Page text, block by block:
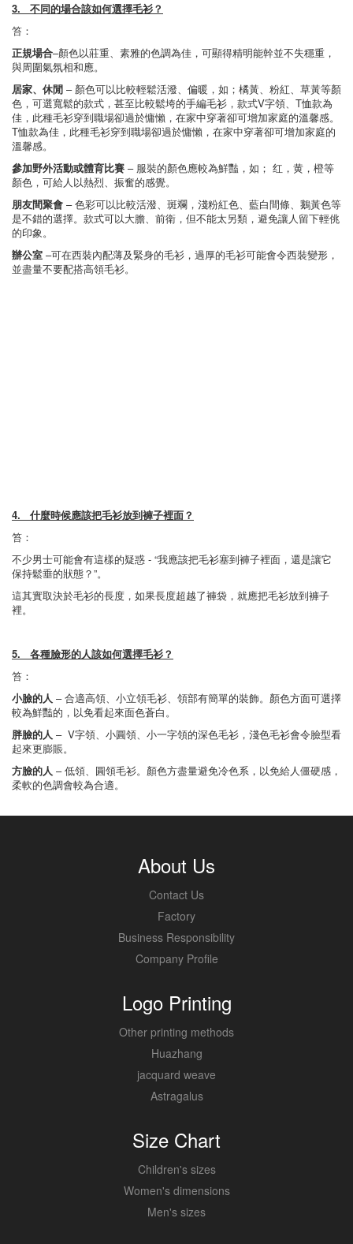
3. 不同的場合該如何選擇毛衫？
笞：
正規場合–顏色以莊重、素雅的色調為佳，可顯得精明能幹並不失穩重，
與周圍氣氛相和應。
居家、休閒 – 顏色可以比較輕鬆活潑、偏暖，如；橘黃、粉紅、草黃等顏
色，可選寬鬆的款式，甚至比較鬆垮的手編毛衫，款式V字領、T恤款為
佳，此種毛衫穿到職場卻過於慵懶，在家中穿著卻可增加家庭的溫馨感。
T恤款為佳，此種毛衫穿到職場卻過於慵懶，在家中穿著卻可增加家庭的
溫馨感。
參加野外活動或體育比賽 – 服裝的顏色應較為鮮豔，如； 红，黄，橙等
顏色，可給人以熱烈、振奮的感覺。
朋友間聚會 – 色彩可以比較活潑、斑斕，淺粉紅色、藍白間條、鵝黃色等
是不錯的選擇。款式可以大膽、前衛，但不能太另類，避免讓人留下輕佻
的印象。
辦公室 –可在西裝內配薄及緊身的毛衫，過厚的毛衫可能會令西裝變形，
並盡量不要配搭高領毛衫。
4. 什麼時候應該把毛衫放到褲子裡面？
笞：
不少男士可能會有這樣的疑惑 - “我應該把毛衫塞到褲子裡面，還是讓它
保持鬆垂的狀態？”。
這其實取決於毛衫的長度，如果長度超越了褲袋，就應把毛衫放到褲子
裡。
5. 各種臉形的人該如何選擇毛衫？
笞：
小臉的人 – 合適高領、小立領毛衫、領部有簡單的裝飾。顏色方面可選擇
較為鮮豔的，以免看起來面色蒼白。
胖臉的人 – V字領、小圓領、小一字領的深色毛衫，淺色毛衫會令臉型看
起來更膨賬。
方臉的人 – 低領、圓領毛衫。顏色方盡量避免冷色系，以免給人僵硬感，
柔軟的色調會較為合適。
About Us
Contact Us
Factory
Business Responsibility
Company Profile
Logo Printing
Other printing methods
Huazhang
jacquard weave
Astragalus
Size Chart
Children's sizes
Women's dimensions
Men's sizes